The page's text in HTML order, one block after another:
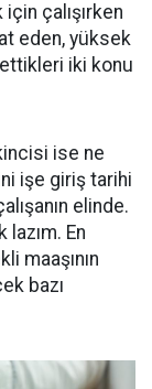
çalışırken
eden, yüksek
ettikleri iki konu
ise ne
işe giriş tarihi
elinde.
En
maaşının
bazı